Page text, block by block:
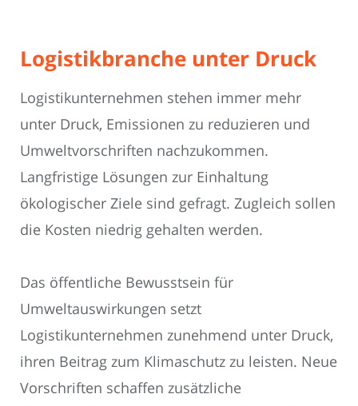
Logistikbranche unter Druck
Logistikunternehmen stehen immer mehr
unter Druck, Emissionen zu reduzieren und
Umweltvorschriften nachzukommen.
Langfristige Lösungen zur Einhaltung
ökologischer Ziele sind gefragt. Zugleich sollen
die Kosten niedrig gehalten werden.
Das öffentliche Bewusstsein für
Umweltauswirkungen setzt
Logistikunternehmen zunehmend unter Druck,
ihren Beitrag zum Klimaschutz zu leisten. Neue
Vorschriften schaffen zusätzliche